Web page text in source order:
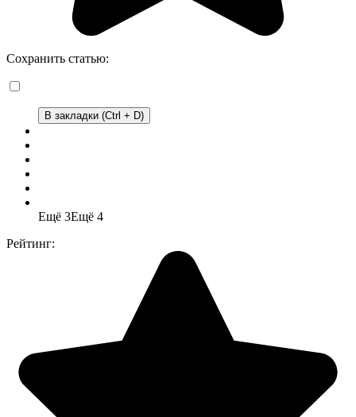
Сохранить статью:
В закладки (Ctrl + D)
Ещё 3Ещё 4
Рейтинг: